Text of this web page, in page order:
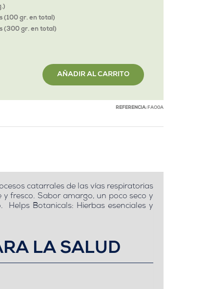
(100 gr. en total)
(300 gr. en total)
AÑADIR AL CARRITO
REFERENCIA: FAO0A
catarrales de las vías respiratorias
fresco. Sabor amargo, un poco seco y
Botanicals: Hierbas esenciales y
LA SALUD